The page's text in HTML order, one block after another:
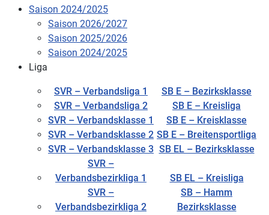
Saison 2024/2025
Saison 2026/2027
Saison 2025/2026
Saison 2024/2025
Liga
SVR – Verbandsliga 1
SB E – Bezirksklasse
SVR – Verbandsliga 2
SB E – Kreisliga
SVR – Verbandsklasse 1
SB E – Kreisklasse
SVR – Verbandsklasse 2 SB E – Breitensportliga
SVR – Verbandsklasse 3 SB EL – Bezirksklasse
SVR –
Verbandsbezirkliga 1
SB EL – Kreisliga
SVR –
Verbandsbezirkliga 2
SB – Hamm
Bezirksklasse